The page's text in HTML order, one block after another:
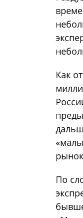
Как
По